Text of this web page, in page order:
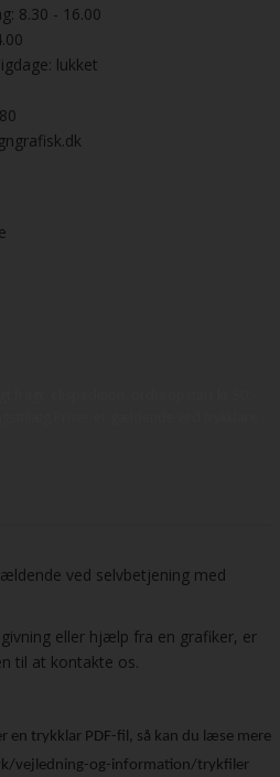
8.30 - 16.00
lukket
ved selvbetjening med
eller hjælp fra en grafiker, er
til at kontakte os.
en trykklar PDF-fil, så kan du læse mere
vejledning-og-information/trykfiler